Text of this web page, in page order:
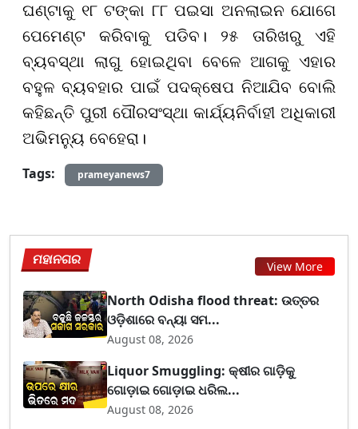
ଘଣ୍ଟାକୁ ୧୮ ଟଙ୍କା ୮୮ ପଇସା ଅନଲାଇନ ଯୋଗେ
ପେମେଣ୍ଟ କରିବାକୁ ପଡିବ। ୨୫ ତାରିଖରୁ ଏହି
ବ୍ୟବସ୍ଥା ଲାଗୁ ହୋଇଥିବା ବେଳେ ଆଗକୁ ଏହାର
ବହୁଳ ବ୍ୟବହାର ପାଇଁ ପଦକ୍ଷେପ ନିଆଯିବ ବୋଲି
କହିଛନ୍ତି ପୁରୀ ପୌରସଂସ୍ଥା କାର୍ଯ୍ୟନିର୍ବାହୀ ଅଧିକାରୀ
ଅଭିମନ୍ୟୁ ବେହେରା।
Tags:
prameyanews7
ମହାନଗର View More
North Odisha flood threat: ଉତ୍ତର
ଓଡ଼ିଶାରେ ବନ୍ୟା ସମ...
August 08, 2026
Liquor Smuggling: କ୍ଷୀର ଗାଡ଼ିକୁ
ଗୋଡ଼ାଇ ଗୋଡ଼ାଇ ଧରିଲ...
August 08, 2026